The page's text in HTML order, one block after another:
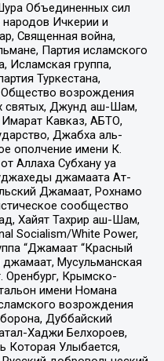
Объединенных сил
Ичкерии и
Священная война,
Партия исламского
Исламская группа,
Туркестана,
возрождения
святых, Джунд аш-Шам,
Кавказ, АБТО,
Джабха аль-
ополчение имени К.
Аллаха Субхану уа
джамаата Ат-
Джамаат, Рохнамо
сообщество
Хайят Тахрир аш-Шам,
Socialism/White Power,
“Джамаат “Красный
джамаат, Мусульманская
Оренбург, Крымско-
имени Номана
возрождения
Дуббайский
Хаджи Белхороев,
Которая Улыбается,